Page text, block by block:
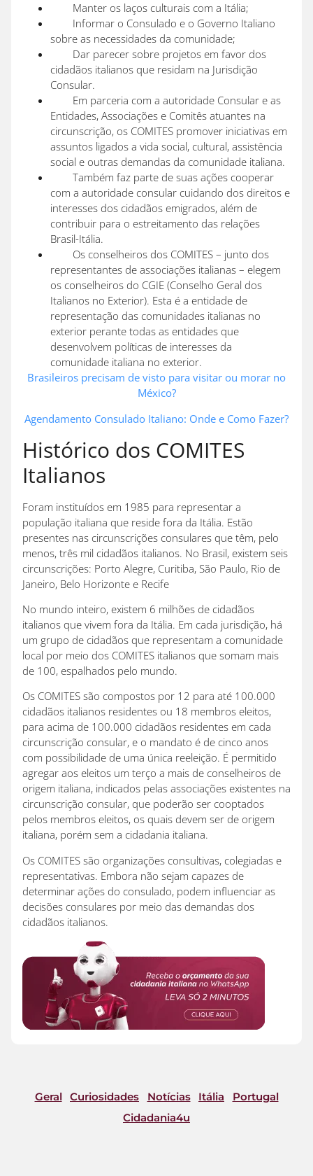
Manter os laços culturais com a Itália;
Informar o Consulado e o Governo Italiano
sobre as necessidades da comunidade;
Dar parecer sobre projetos em favor dos
cidadãos italianos que residam na Jurisdição
Consular.
Em parceria com a autoridade Consular e as
Entidades, Associações e Comitês atuantes na
circunscrição, os COMITES promover iniciativas em
assuntos ligados a vida social, cultural, assistência
social e outras demandas da comunidade italiana.
Também faz parte de suas ações cooperar
com a autoridade consular cuidando dos direitos e
interesses dos cidadãos emigrados, além de
contribuir para o estreitamento das relações
Brasil-Itália.
Os conselheiros dos COMITES – junto dos
representantes de associações italianas – elegem
os conselheiros do CGIE (Conselho Geral dos
Italianos no Exterior). Esta é a entidade de
representação das comunidades italianas no
exterior perante todas as entidades que
desenvolvem políticas de interesses da
comunidade italiana no exterior.
Brasileiros precisam de visto para visitar ou morar no
México?
Agendamento Consulado Italiano: Onde e Como Fazer?
Histórico dos COMITES
Italianos
Foram instituídos em 1985 para representar a
população italiana que reside fora da Itália. Estão
presentes nas circunscrições consulares que têm, pelo
menos, três mil cidadãos italianos. No Brasil, existem seis
circunscrições: Porto Alegre, Curitiba, São Paulo, Rio de
Janeiro, Belo Horizonte e Recife
No mundo inteiro, existem 6 milhões de cidadãos
italianos que vivem fora da Itália. Em cada jurisdição, há
um grupo de cidadãos que representam a comunidade
local por meio dos COMITES italianos que somam mais
de 100, espalhados pelo mundo.
Os COMITES são compostos por 12 para até 100.000
cidadãos italianos residentes ou 18 membros eleitos,
para acima de 100.000 cidadãos residentes em cada
circunscrição consular, e o mandato é de cinco anos
com possibilidade de uma única reeleição. É permitido
agregar aos eleitos um terço a mais de conselheiros de
origem italiana, indicados pelas associações existentes na
circunscrição consular, que poderão ser cooptados
pelos membros eleitos, os quais devem ser de origem
italiana, porém sem a cidadania italiana.
Os COMITES são organizações consultivas, colegiadas e
representativas. Embora não sejam capazes de
determinar ações do consulado, podem influenciar as
decisões consulares por meio das demandas dos
cidadãos italianos.
Geral Curiosidades Notícias Itália
Portugal
Cidadania4u